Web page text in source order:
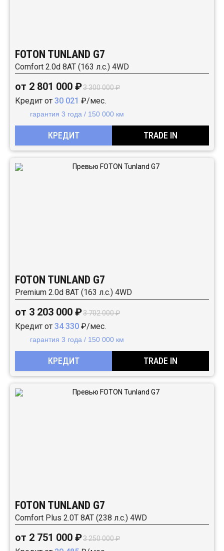
FOTON TUNLAND G7
Comfort 2.0d 8AT (163 л.с.) 4WD
от 2 801 000 ₽3 300 000 ₽
Кредит от 30 021 ₽/мес.
гарантия 3 года / 150 000 км
КРЕДИТ TRADE IN
FOTON TUNLAND G7
Premium 2.0d 8AT (163 л.с.) 4WD
от 3 203 000 ₽3 702 000 ₽
Кредит от 34 330 ₽/мес.
гарантия 3 года / 150 000 км
КРЕДИТ TRADE IN
FOTON TUNLAND G7
Comfort Plus 2.0T 8AT (238 л.с.) 4WD
от 2 751 000 ₽3 250 000 ₽